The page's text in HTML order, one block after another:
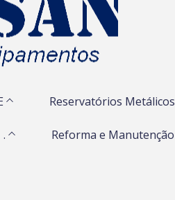
Reservatórios Metálicos
. Reforma e Manutenção